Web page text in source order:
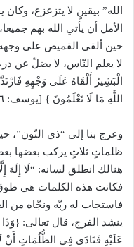
الله” بيقينٍ لا يتزعزع،
الأمل أن يأتي الله بهم
حين ألقى القميص على
لا يعلم النّاس، لا يضلّ عن
الْبَشِيرُ أَلْقَاهُ عَلَى وَجْهِهِ
اللَّهِ مَا لَا تَعْلَمُونَ } [يوسف: ٩٦].
وعرج بنا إلى “ذي النّون”،
ظلماتٍ ثلاثٍ يركب بعضها
هنالك انطلق لسانه: “لَا
فكانت هذه الكلمات هي
فاستجاب له ربّه ونجّاه من
ينشد الفرج، قال تعالى:
عَلَيْهِ فَنَادَى فِي الظُّلُمَاتِ أَنْ